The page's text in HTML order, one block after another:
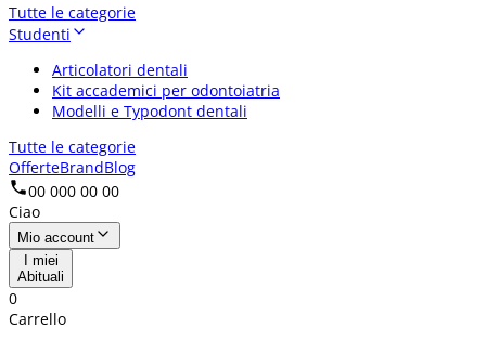
Tutte le categorie
Studenti
Articolatori dentali
Kit accademici per odontoiatria
Modelli e Typodont dentali
Tutte le categorie
OfferteBrandBlog
00 000 00 00
Ciao
Mio account
I miei
Abituali
0
Carrello